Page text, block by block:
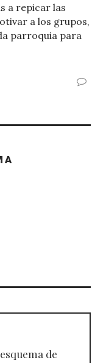
a repicar las
a los grupos,
parroquia para
de